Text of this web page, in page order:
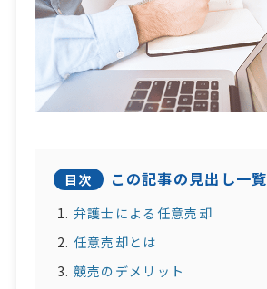
目次 この記事の見出し一覧
弁護士による任意売却
任意売却とは
競売のデメリット